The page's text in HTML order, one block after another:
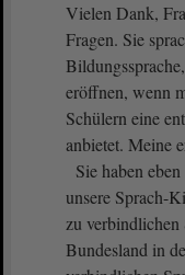
Vielen Dank,
Fragen. Sie
eröffnen, wenn
Schülern eine
anbietet. Meine
Sie haben
unsere Sprach-
zu verbindlichen
Bundesland in